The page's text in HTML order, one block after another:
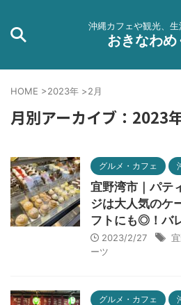
沖縄カフェや観光、
おきなわめ
HOME >2023年 >2月
月別アーカイブ：2023
グルメ・カフェ
宜野湾市｜パテ
ジは大人気のケ
フトにも◎！バ
2023/2/27
ーツ
グルメ・カフェ